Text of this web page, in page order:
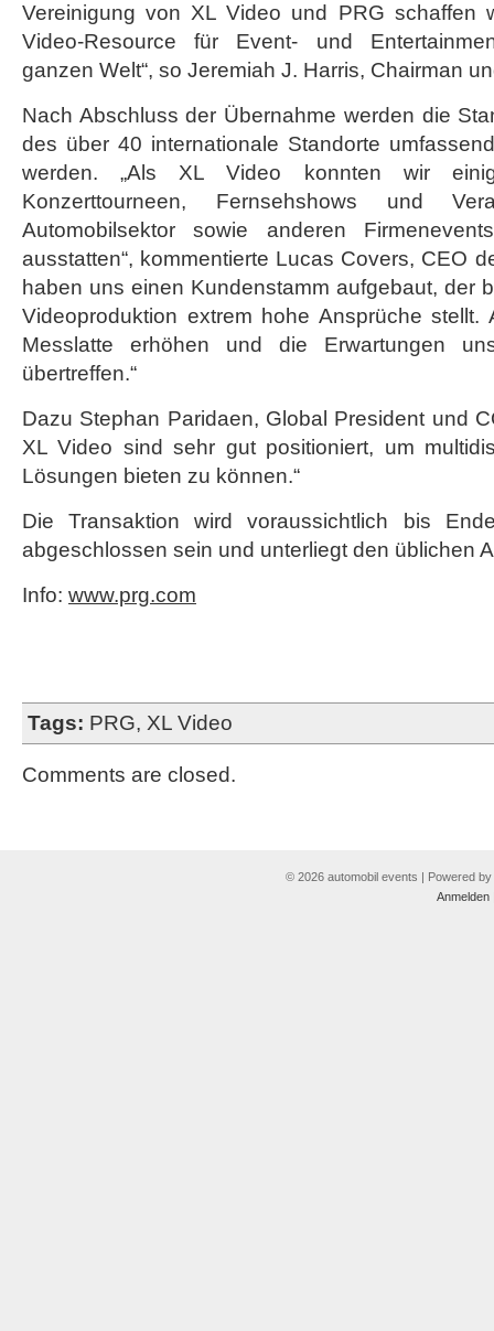
Vereinigung von XL Video und PRG schaffen
Video-Resource für Event- und
ganzen Welt“, so Jeremiah J. Harris, Chairman
Nach Abschluss der Übernahme werden die
des über 40 internationale Standorte
werden. „Als XL Video konnten wir
Konzerttourneen, Fernsehshows und
Automobilsektor sowie anderen
ausstatten“, kommentierte Lucas Covers, CEO
haben uns einen Kundenstamm aufgebaut, der
Videoproduktion extrem hohe Ansprüche
Messlatte erhöhen und die Erwartungen
übertreffen.“
Dazu Stephan Paridaen, Global President und
XL Video sind sehr gut positioniert, um
Lösungen bieten zu können.“
Die Transaktion wird voraussichtlich bis
abgeschlossen sein und unterliegt den üblichen
Info: www.prg.com
Tags: PRG, XL Video
Comments are closed.
© 2026 automobil events | Powered by
Anmelden|